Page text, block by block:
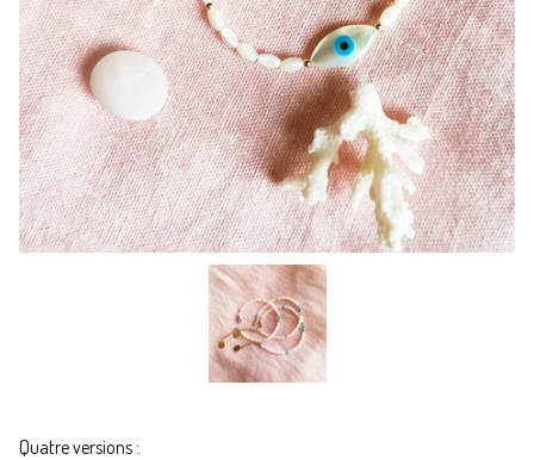
Quatre versions :